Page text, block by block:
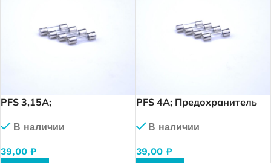
PFS 3,15A;
A. В наличии
39,00 ₽
PFS 4A; Предохранитель
В наличии
39,00 ₽